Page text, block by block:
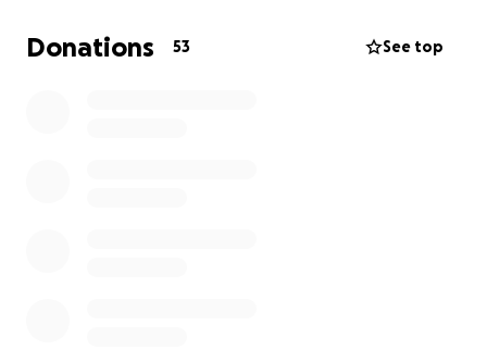
Sie hat keine Kleidung mehr, keine persönlichen
Donations 53 See top